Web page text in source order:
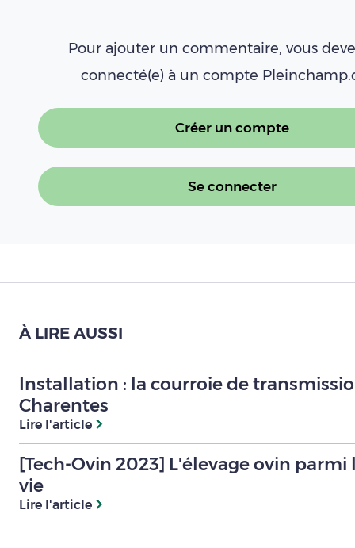
Pour ajouter un commentaire, vous
connecté(e) à un compte
Créer un compte
Se connecter
À LIRE AUSSI
Installation : la courroie de
Charentes
Lire l'article
[Tech-Ovin 2023] L'élevage ovin
vie
Lire l'article